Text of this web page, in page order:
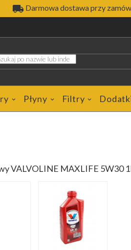
 Darmowa dostawa przy
Płyny Filtry
VALVOLINE MAXLIFE 5W30